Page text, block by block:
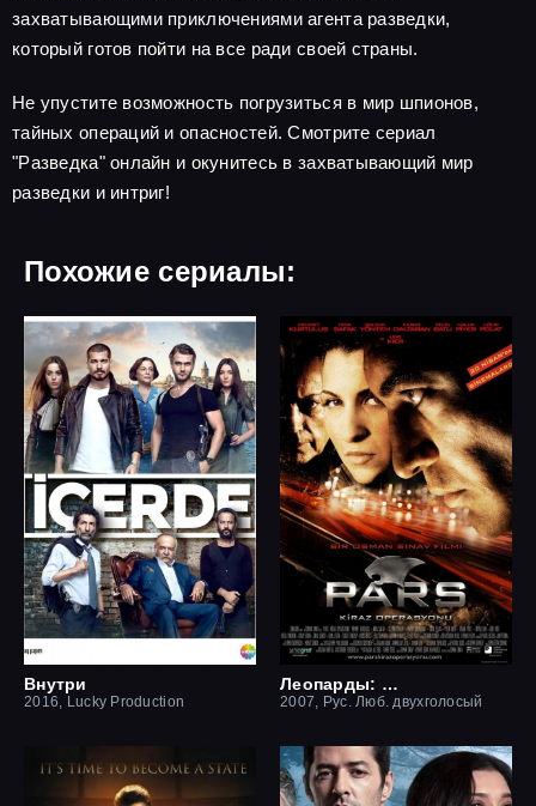
захватывающими приключениями агента разведки,
который готов пойти на все ради своей страны.
Не упустите возможность погрузиться в мир шпионов,
тайных операций и опасностей. Смотрите сериал
"Разведка" онлайн и окунитесь в захватывающий мир
разведки и интриг!
Похожие сериалы:
Внутри
2016, Lucky Production
Леопарды: Операция вишня
2007, Рус. Люб. двухголосый